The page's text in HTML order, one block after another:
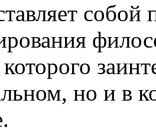
собой
но и в